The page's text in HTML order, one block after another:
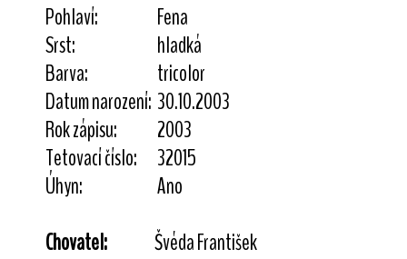
Pohlaví:
Fena
Srst:
hladká
Barva:
tricolor
Datum narození: 30.10.2003
Rok zápisu:
2003
Tetovací číslo:
32015
Úhyn:
Ano
Chovatel:
Švéda František